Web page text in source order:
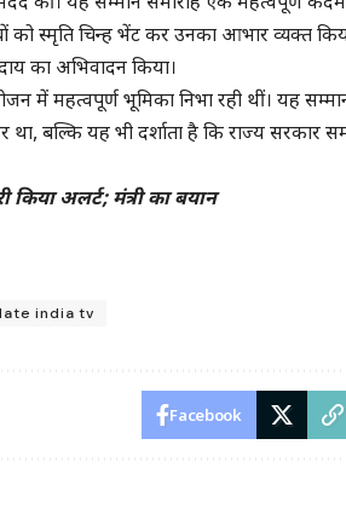
को स्मृति चिन्ह भेंट कर उनका आभार व्यक्त
का अभिवादन किया।
में महत्वपूर्ण भूमिका निभा रही थीं। यह
बल्कि यह भी दर्शाता है कि राज्य सरकार
अलर्ट; मंत्री का बयान
india tv
Facebook